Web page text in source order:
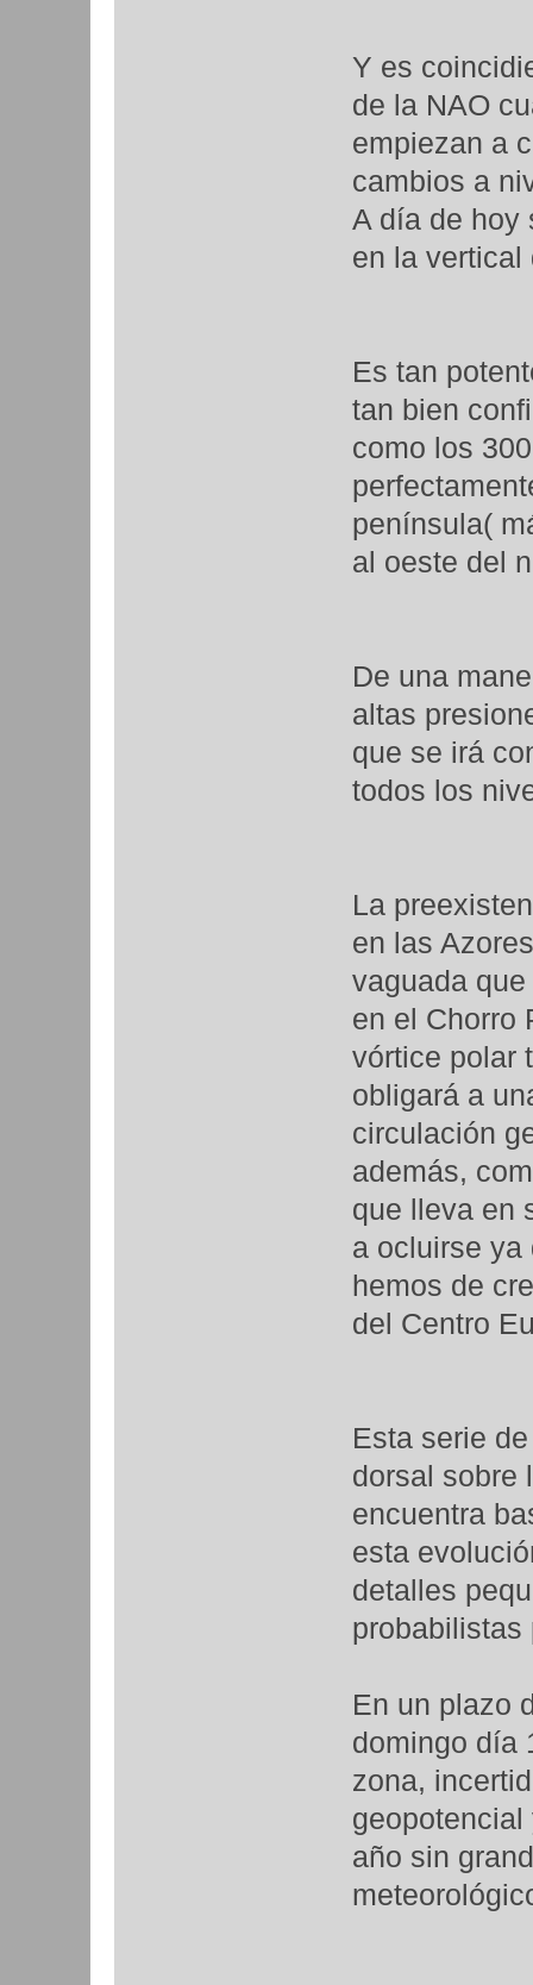
Y es
de la NAO
empiezan a
cambios a
A día de hoy
en la vertical
Es tan
tan bien
como los
península(
al oeste del
De una
altas
que se irá
todos los
La
en las
vaguada
en el Chorro
vórtice polar
obligará a
circulación
además,
que lleva en
a ocluirse ya
hemos de
del Centro
Esta serie
dorsal sobre
encuentra
esta
detalles
probabilistas
En un plazo
domingo día
zona,
geopotencial
año sin